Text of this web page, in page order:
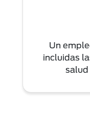
Un
incluidas
salud